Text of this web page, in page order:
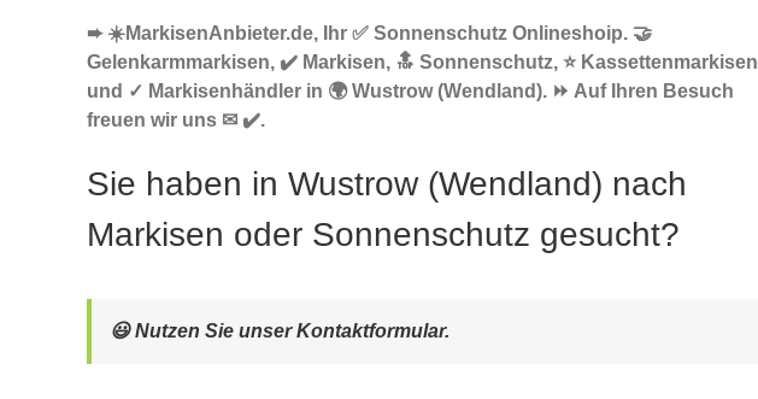
➨ ☀️MarkisenAnbieter.de, Ihr ✅ Sonnenschutz Onlineshoip. 🤝
Gelenkarmmarkisen, ✔️ Markisen, 🔝 Sonnenschutz, ⭐ Kassettenmarkisen
und ✓ Markisenhändler in 🌍 Wustrow (Wendland). ⏩ Auf Ihren Besuch
freuen wir uns ✉ ✔️.
Sie haben in Wustrow (Wendland) nach
Markisen oder Sonnenschutz gesucht?
😃 Nutzen Sie unser Kontaktformular.